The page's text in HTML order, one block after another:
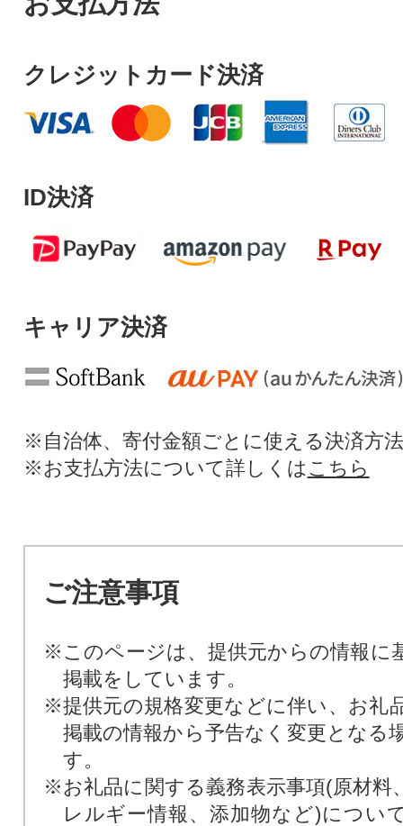
クレジットカード決済
ID決済
キャリア決済
※自治体、寄付金額ごとに使える決済方
※お支払方法について詳しくは こちら
ご注意事項
※このページは、提供元からの情報に
掲載をしています。
※提供元の規格変更などに伴い、お礼
掲載の情報から予告なく変更となる
す。
※お礼品に関する義務表示事項(原材料
レルギー情報、添加物など)につい